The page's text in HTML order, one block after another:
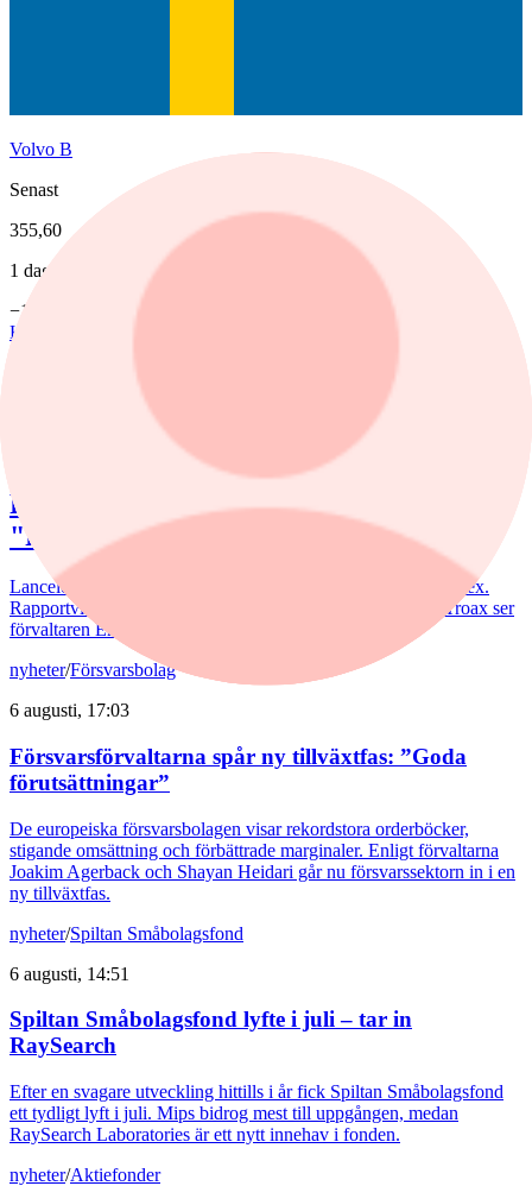
Volvo B
Senast
355,60
1 dag %
−1,77%
Köp
Aktiefonder
Förvaltaren efter Troax rusning:
"Fortsatt stor potential"
Lancelot Sverige steg 8,6% i juli, mot 2,2% för jämförelseindex.
Rapportvinnarna Mips och Troax bidrog till uppgången. I Troax ser
förvaltaren Erik Bertilsson fortsatt stor potential.
nyheter/Försvarsbolag
6 augusti, 17:03
Försvarsförvaltarna spår ny tillväxtfas: ”Goda
förutsättningar”
De europeiska försvarsbolagen visar rekordstora orderböcker,
stigande omsättning och förbättrade marginaler. Enligt förvaltarna
Joakim Agerback och Shayan Heidari går nu försvarssektorn in i en
ny tillväxtfas.
nyheter/Spiltan Småbolagsfond
6 augusti, 14:51
Spiltan Småbolagsfond lyfte i juli – tar in
RaySearch
Efter en svagare utveckling hittills i år fick Spiltan Småbolagsfond
ett tydligt lyft i juli. Mips bidrog mest till uppgången, medan
RaySearch Laboratories är ett nytt innehav i fonden.
nyheter/Aktiefonder